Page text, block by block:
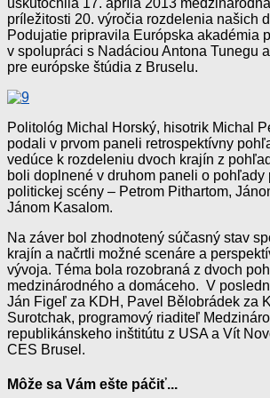
príležitosti 20. výročia rozdelenia našich
Podujatie pripravila Európska akadémia
v spolupráci s Nadáciou Antona Tunegu
pre európske štúdia z Bruselu.
Politológ Michal Horský, hisotrik Michal
podali v prvom paneli retrospektívny
vedúce k rozdeleniu dvoch krajín z
boli doplnené v druhom paneli o pohľady
politickej scény – Petrom Pithartom,
Jánom Kasalom.
Na záver bol zhodnotený súčasný stav
krajín a načrtli možné scenáre a
vývoja. Téma bola rozobraná z dvoch
medzinárodného a domáceho. V
Ján Figeľ za KDH, Pavel Bělobrádek za
Surotchak, programový riaditeľ
republikánskeho inštitútu z USA a Vít
CES Brusel.
Môže sa Vám ešte páčiť...